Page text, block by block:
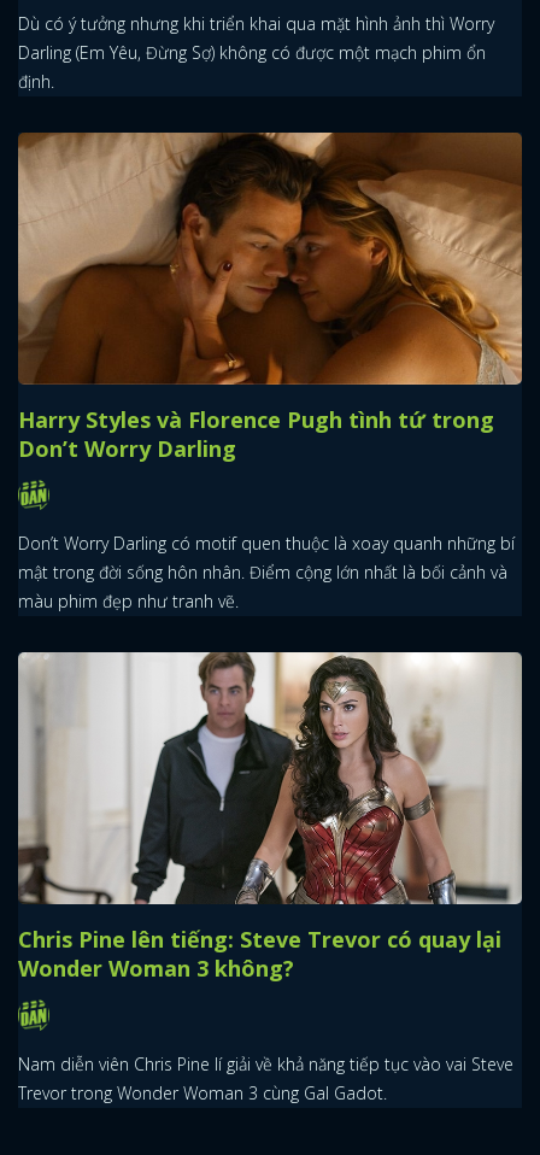
x
ĐĂNG NHẬP
FACEBOOK GOOGLE
Dù có ý tưởng nhưng khi triển khai qua mặt hình ảnh thì Worry
Darling (Em Yêu, Đừng Sợ) không có được một mạch phim ổn
định.
Harry Styles và Florence Pugh tình tứ trong
Don’t Worry Darling
Don’t Worry Darling có motif quen thuộc là xoay quanh những bí
mật trong đời sống hôn nhân. Điểm cộng lớn nhất là bối cảnh và
màu phim đẹp như tranh vẽ.
Chris Pine lên tiếng: Steve Trevor có quay lại
Wonder Woman 3 không?
Nam diễn viên Chris Pine lí giải về khả năng tiếp tục vào vai Steve
Trevor trong Wonder Woman 3 cùng Gal Gadot.